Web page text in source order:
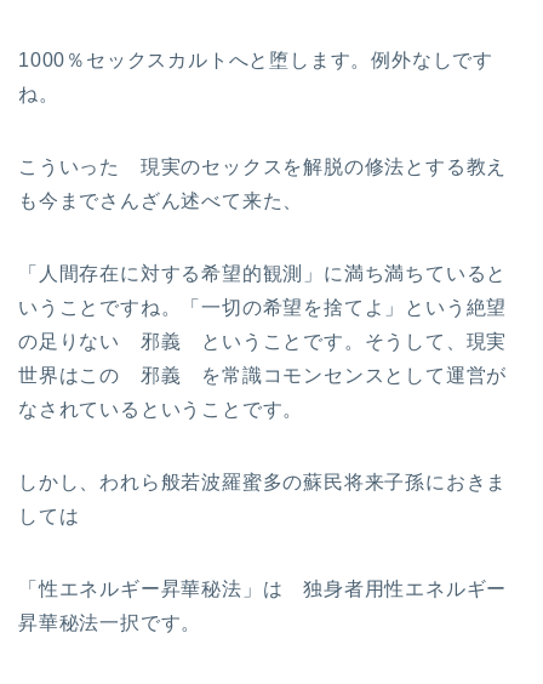
1000％セックスカルトへと堕します。例外なしです
ね。
こういった 現実のセックスを解脱の修法とする教え
も今までさんざん述べて来た、
「人間存在に対する希望的観測」に満ち満ちていると
いうことですね。「一切の希望を捨てよ」という絶望
の足りない 邪義 ということです。そうして、現実
世界はこの 邪義 を常識コモンセンスとして運営が
なされているということです。
しかし、われら般若波羅蜜多の蘇民将来子孫におきま
しては
「性エネルギー昇華秘法」は 独身者用性エネルギー
昇華秘法一択です。